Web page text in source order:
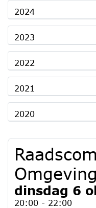
2024
2023
2022
2021
2020
Omgeving
dinsdag 6
20:00 - 22:00